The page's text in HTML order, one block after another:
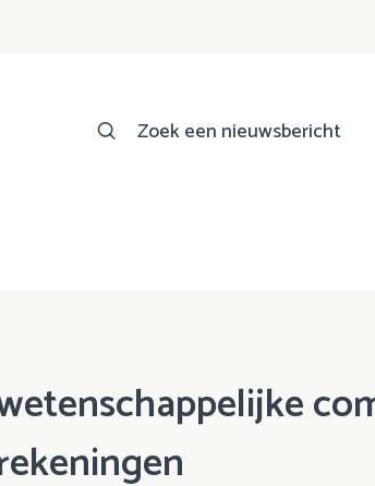
Zoek een nieuwsbericht